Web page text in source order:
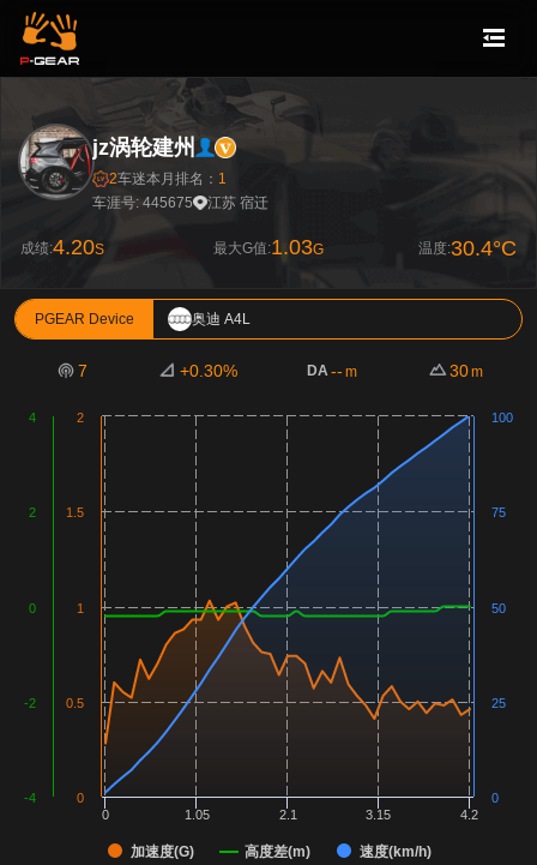
jz涡轮建州
2车迷本月排名： 1
车涯号: 445675
江苏 宿迁
成绩:4.20S 最大G值:1.03G 温度:30.4°C
PGEAR Device 奥迪 A4L
7 +0.30% DA-- m 30m
加速度(G) 高度差(m) 速度(km/h)
0 1.05 2.1 3.15 4.2
0
0.5
1
1.5
2
-4
-2
0
2
4
0
25
50
75
100